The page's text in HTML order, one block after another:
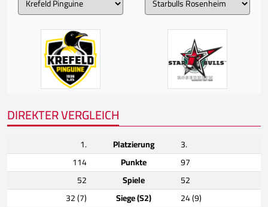
DIREKTER VERGLEICH
1. Platzierung
3.
114
Punkte
97
52
Spiele
52
32 (7)
Siege (S2)
24 (9)